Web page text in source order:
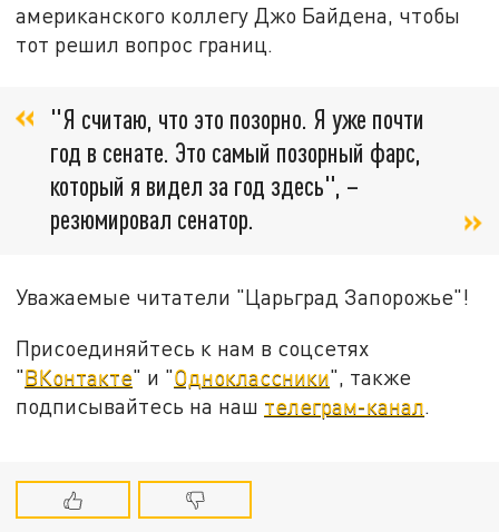
американского коллегу Джо Байдена, чтобы
тот решил вопрос границ.
"Я считаю, что это позорно. Я уже почти
год в сенате. Это самый позорный фарс,
который я видел за год здесь", –
резюмировал сенатор.
Уважаемые читатели "Царьград Запорожье"!
Присоединяйтесь к нам в соцсетях
"ВКонтакте" и "Одноклассники", также
подписывайтесь на наш телеграм-канал.